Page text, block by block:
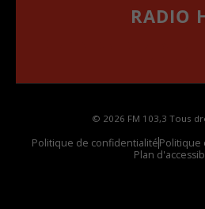
RADIO
© 2026 FM 103,3 Tous
Politique de confidentialitéPolitique
Plan